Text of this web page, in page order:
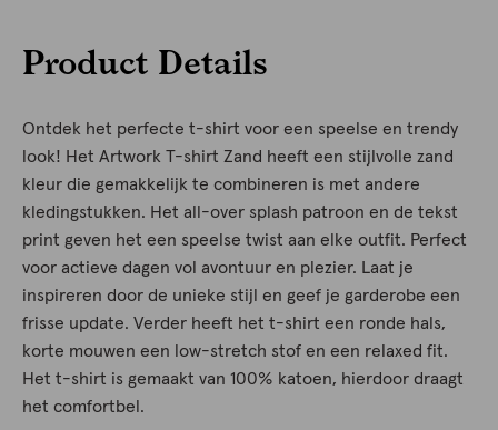
Product Details
Ontdek het perfecte t-shirt voor een speelse en trendy
look! Het Artwork T-shirt Zand heeft een stijlvolle zand
kleur die gemakkelijk te combineren is met andere
kledingstukken. Het all-over splash patroon en de tekst
print geven het een speelse twist aan elke outfit. Perfect
voor actieve dagen vol avontuur en plezier. Laat je
inspireren door de unieke stijl en geef je garderobe een
frisse update. Verder heeft het t-shirt een ronde hals,
korte mouwen een low-stretch stof en een relaxed fit.
Het t-shirt is gemaakt van 100% katoen, hierdoor draagt
het comfortbel.